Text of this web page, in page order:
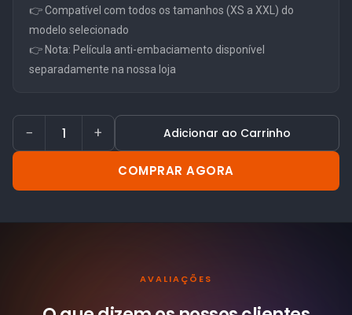
👉 Compatível com todos os tamanhos (XS a XXL) do
modelo selecionado
👉 Nota: Película anti-embaciamento disponível
separadamente na nossa loja
− + Adicionar ao Carrinho
COMPRAR AGORA
AVALIAÇÕES